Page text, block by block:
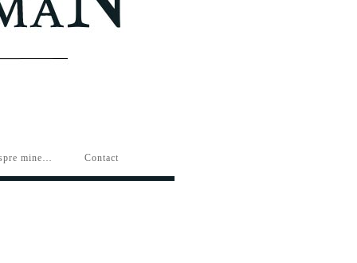
mine… Contact